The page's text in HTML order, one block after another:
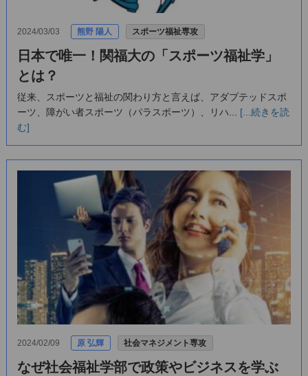
2024/03/03 熊野 陽人 スポーツ福祉専攻
日本で唯一！関福大の「スポーツ福祉学」
とは？
従来、スポーツと福祉の関わり方と言えば、アダプテッドスポ
ーツ、障がい者スポーツ（パラスポーツ）、リハ... [...続きを読
む]
2024/02/09 原 弘輝 社会マネジメント専攻
なぜ社会福祉学部で政策やビジネスを学ぶ